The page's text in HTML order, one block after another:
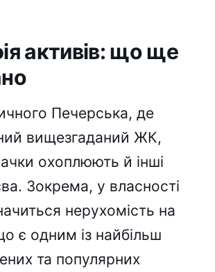
активів: що ще
Печерська, де
вищезгаданий ЖК,
охоплюють й інші
Зокрема, у власності
нерухомість на
є одним із найбільш
та популярних